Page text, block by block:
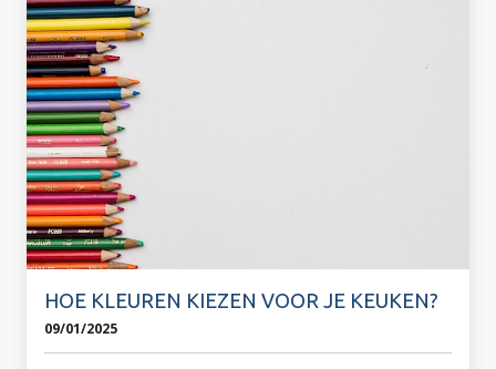
HOE KLEUREN KIEZEN VOOR JE KEUKEN?
09/01/2025